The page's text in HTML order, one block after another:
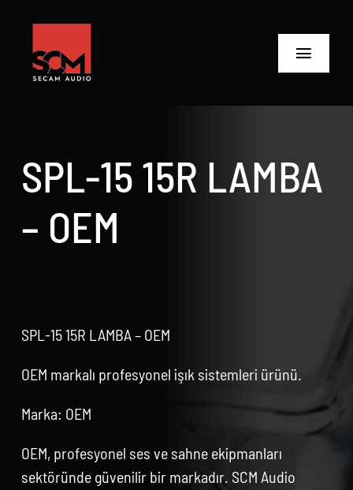
content
Toggle
Biz Kimiz
Neler Yaptık
İletişime Geç
SPL-15 15R LAMBA
– OEM
SPL-15 15R LAMBA – OEM
OEM markalı profesyonel işık sistemleri ürünü.
Marka: OEM
OEM, profesyonel ses ve sahne ekipmanları
sektöründe güvenilir bir markadır. SCM Audio